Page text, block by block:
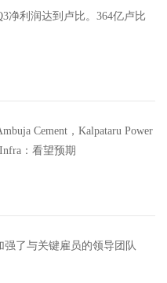
净利润达到卢比。364亿卢比
Cement，Kalpataru Power
：看望预期
强了与关键雇员的领导团队